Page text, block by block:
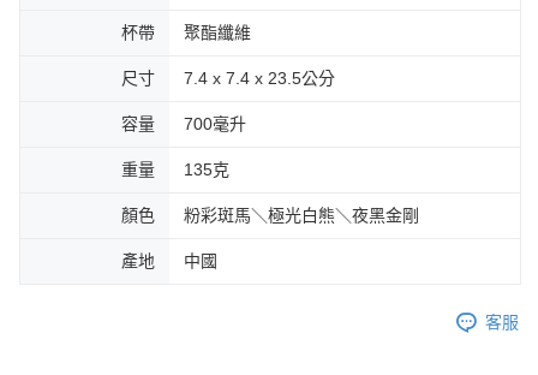
杯帶 聚酯纖維
尺寸 7.4 x 7.4 x 23.5公分
容量 700毫升
重量 135克
顏色 粉彩斑馬＼極光白熊＼夜黑金剛
產地 中國
客服